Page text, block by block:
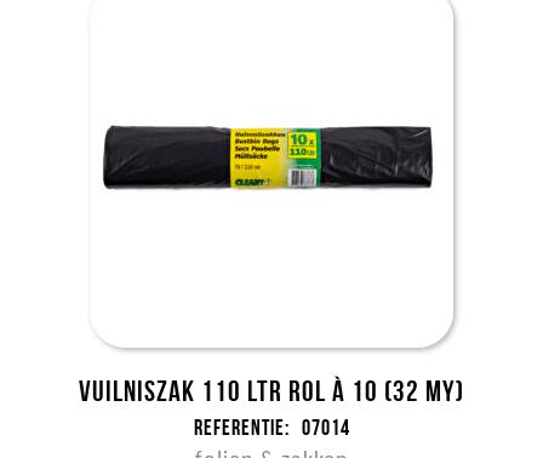
Vuilniszak 110 ltr rol à 10 (32 my)
Referentie: 07014